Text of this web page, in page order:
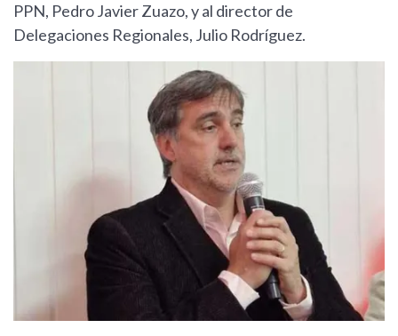
PPN, Pedro Javier Zuazo, y al director de
Delegaciones Regionales, Julio Rodríguez.